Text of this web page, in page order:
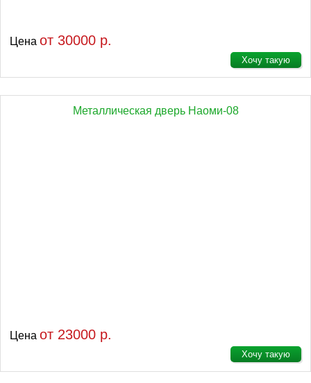
Цена от 30000 р.
Хочу такую
Металлическая дверь Наоми-08
Цена от 23000 р.
Хочу такую